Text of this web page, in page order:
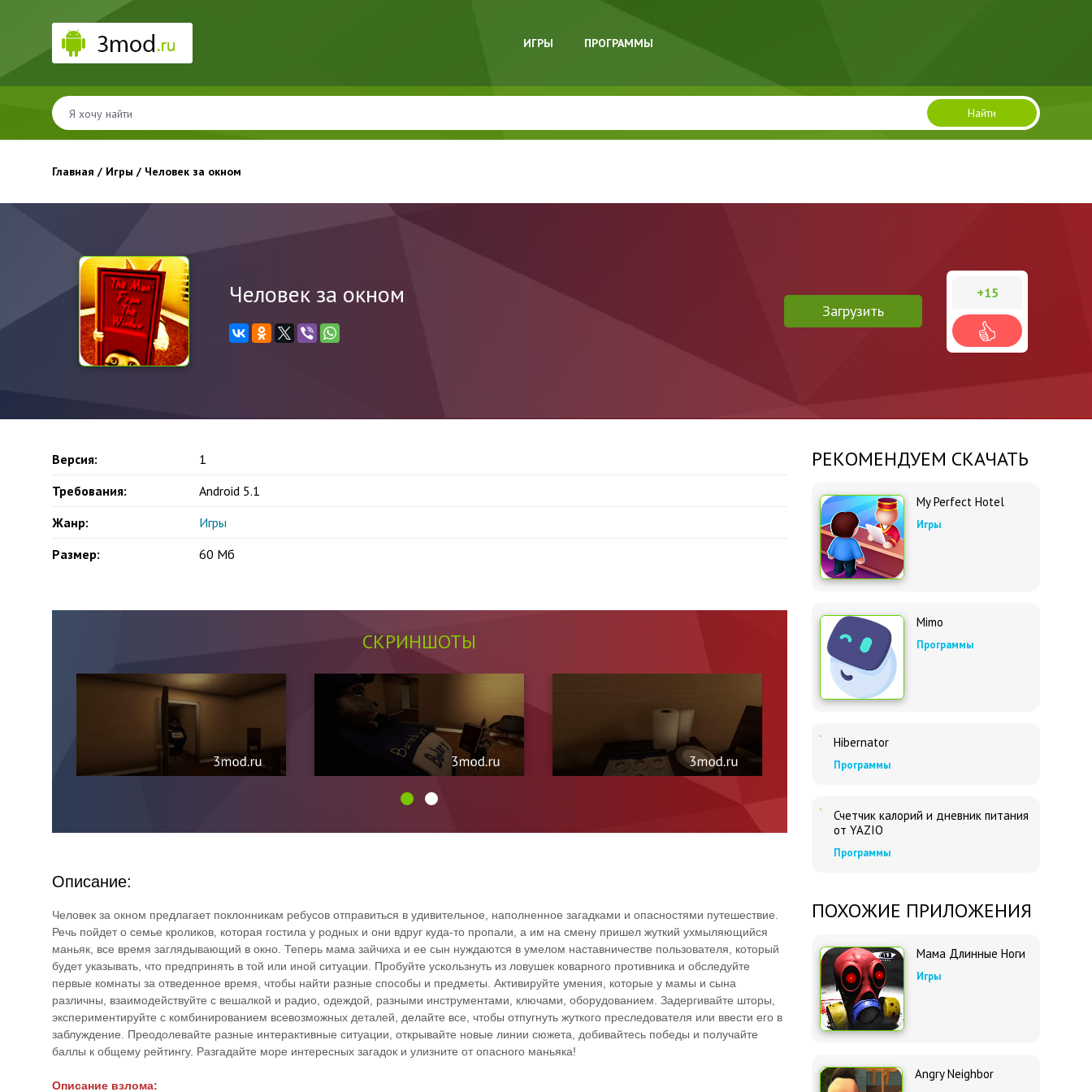
ИГРЫ ПРОГРАММЫ
Найти
Главная / Игры / Человек за окном
Человек за окном
Загрузить
+15
Версия:
1
Требования:
Android 5.1
Жанр:
Игры
Размер:
60 Мб
СКРИНШОТЫ
Описание:
Человек за окном предлагает поклонникам ребусов отправиться в удивительное, наполненное загадками и опасностями путешествие.
Речь пойдет о семье кроликов, которая гостила у родных и они вдруг куда-то пропали, а им на смену пришел жуткий ухмыляющийся
маньяк, все время заглядывающий в окно. Теперь мама зайчиха и ее сын нуждаются в умелом наставничестве пользователя, который
будет указывать, что предпринять в той или иной ситуации. Пробуйте ускользнуть из ловушек коварного противника и обследуйте
первые комнаты за отведенное время, чтобы найти разные способы и предметы. Активируйте умения, которые у мамы и сына
различны, взаимодействуйте с вешалкой и радио, одеждой, разными инструментами, ключами, оборудованием. Задергивайте шторы,
экспериментируйте с комбинированием всевозможных деталей, делайте все, чтобы отпугнуть жуткого преследователя или ввести его в
заблуждение. Преодолевайте разные интерактивные ситуации, открывайте новые линии сюжета, добивайтесь победы и получайте
баллы к общему рейтингу. Разгадайте море интересных загадок и улизните от опасного маньяка!
Описание взлома:
РЕКОМЕНДУЕМ СКАЧАТЬ
My Perfect Hotel
Игры
Mimo
Программы
Hibernator
Программы
Счетчик калорий и дневник питания
от YAZIO
Программы
ПОХОЖИЕ ПРИЛОЖЕНИЯ
Мама Длинные Ноги
Игры
Angry Neighbor